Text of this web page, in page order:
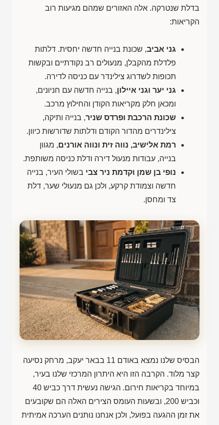
בדלת שנטרקה. אלה האזורים שמהם מגיעות רוב
הקריאות:
גני אביב, שכונת בנייה חדשה יחסית. דלתות
פלדלת מהקבלן, מנעולים רב נקודתיים ובקשות
תכופות לשדרוג צילינדר עם כניסה לדירה.
גני יער וגני איילון, בנייה חדשה עם חניונים,
ומכאן חלק מקריאות הקודן והחילוץ מרכב.
שכונת הרכבת ופרדס שניר, בנייה ותיקה,
צילינדרים מהדור הקודם ודלתות שדורשות כיוון.
רמת אלישיב, נווה זית ונווה אורנים, מגוון
בנייה, עבודות מנעול דירה ודלת כניסה משותפת.
נופי בן שמן וקדמת ניר צבי בשולי העיר, בנייה
חדשה וצמודת קרקע, ולכן גם מנעולי שער, דלת
צד ומחסן.
הבסיס שלנו נמצא באודם 11 בבאר יעקב, מרחק נסיעה
קצר מלוד. הקרבה הזו היא היתרון המרכזי שלנו בעיר,
במיוחד בקריאות חירום. הגישה נעשית דרך כביש 40
וכביש 200, ובשעות העומס הצירים האלה הם שקובעים
את זמן ההגעה בפועל, ולכן אנחנו נותנים הערכה אמיתית